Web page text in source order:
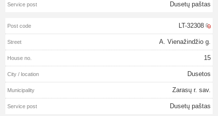
Dusetų paštas
LT-32308
A. Vienažindžio g.
15
Dusetos
Zarasų r. sav.
Dusetų paštas